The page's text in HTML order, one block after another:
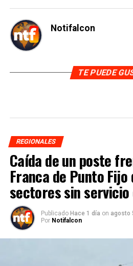
Notifalcon
TE PUEDE
REGIONALES
Caída de un poste
Franca de Punto
sectores sin
Publicado Hace 1 día on agosto
Por Notifalcon